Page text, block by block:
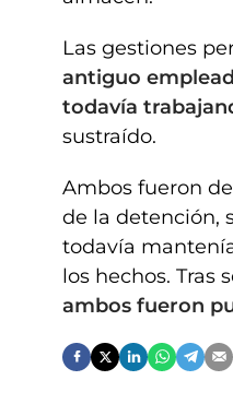
Las gestiones
antiguo
todavía
sustraído.
Ambos fueron
de la detención,
todavía
los hechos. Tras
ambos fueron